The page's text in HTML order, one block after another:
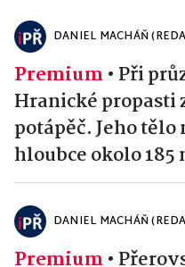
DANIEL MACHÁŇ
Premium • Při
Hranické propasti
potápěč. Jeho tělo
hloubce okolo 185
DANIEL MACHÁŇ
Premium •